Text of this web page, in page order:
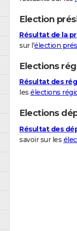
Election
Résultat de la
sur l'élection
Elections
Résultat des
les élections
Elections
Résultat des
savoir sur les